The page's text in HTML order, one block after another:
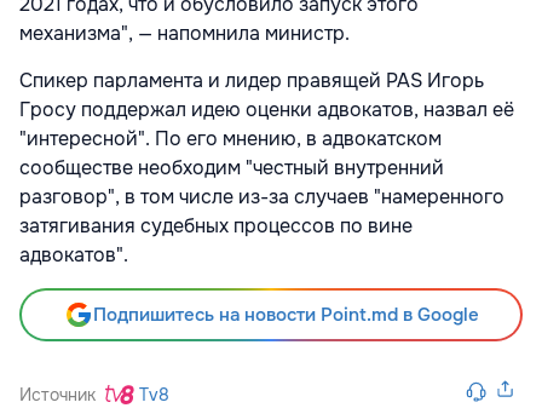
механизма", — напомнила министр.
Спикер парламента и лидер правящей PAS Игорь
Гросу поддержал идею оценки адвокатов, назвал её
"интересной". По его мнению, в адвокатском
сообществе необходим "честный внутренний
разговор", в том числе из-за случаев "намеренного
затягивания судебных процессов по вине
адвокатов".
Подпишитесь на новости Point.md в Google
Источник Tv8